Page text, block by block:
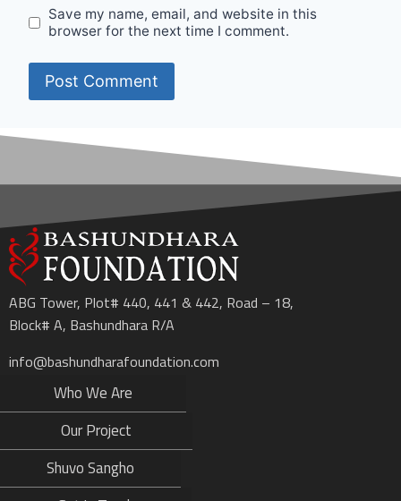
Save my name, email, and website in this
browser for the next time I comment.
ABG Tower, Plot# 440, 441 & 442, Road – 18,
Block# A, Bashundhara R/A
info@bashundharafoundation.com
Who We Are
Our Project
Shuvo Sangho